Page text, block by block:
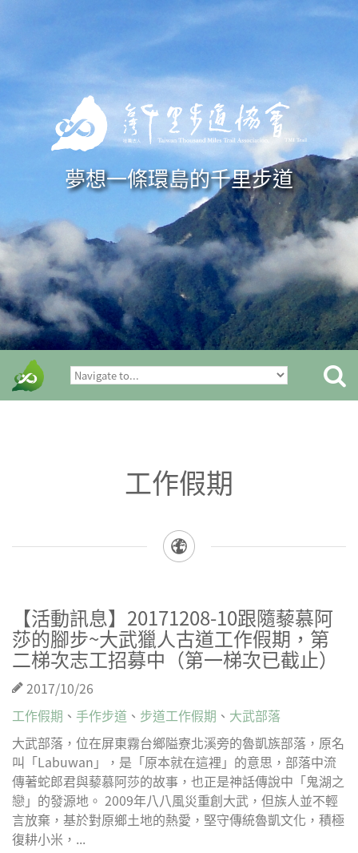
夢想一條環島的千里步道
工作假期
【活動訊息】20171208-10跟隨藜慕阿
莎的腳步~大武獵人古道工作假期，第
二梯次志工招募中（第一梯次已截止）
2017/10/26
工作假期 、 手作步道 、 步道工作假期 、 大武部落
大武部落，位在屏東霧台鄉隘寮北溪旁的魯凱族部落，原名
叫「Labuwan」，是「原本就在這裡」的意思，部落中流
傳著蛇郎君與藜慕阿莎的故事，也正是神話傳說中「鬼湖之
戀」的發源地。 2009年八八風災重創大武，但族人並不輕
言放棄，基於對原鄉土地的熱愛，堅守傳統魯凱文化，積極
復耕小米，...